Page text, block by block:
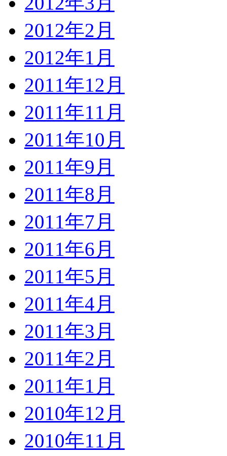
2012年2月
2012年1月
2011年12月
2011年11月
2011年10月
2011年9月
2011年8月
2011年7月
2011年6月
2011年5月
2011年4月
2011年3月
2011年2月
2011年1月
2010年12月
2010年11月